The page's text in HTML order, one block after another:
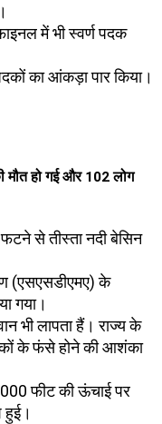
में भी स्वर्ण पदक
का आंकड़ा पार किया।
हो गई और 102 लोग
से तीस्ता नदी बेसिन
(एसएसडीएमए) के
गया।
भी लापता हैं। राज्य के
के फंसे होने की आशंका
फीट की ऊंचाई पर
हुई।